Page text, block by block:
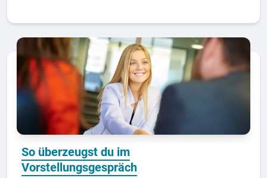
So überzeugst du im
Vorstellungsgespräch